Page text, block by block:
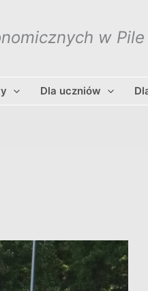
w Pile
Dla uczniów